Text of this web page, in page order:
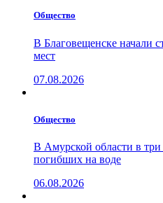
Общество
В Благовещенске начали
мест
07.08.2026
Общество
В Амурской области в три
погибших на воде
06.08.2026